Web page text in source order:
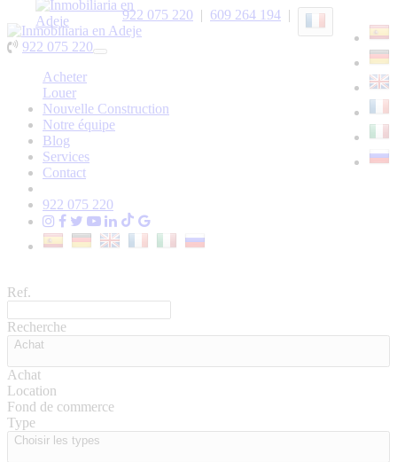
609 264 194 |
922 075 220 |
922 075 220
Toggle
Acheter
Louer
Nouvelle Construction
Notre équipe
Blog
Services
Contact
922 075 220
Ref.
Recherche
Achat
Achat
Location
Fond de commerce
Type
Choisir les types